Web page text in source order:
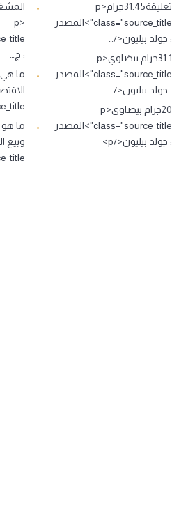
تعليقة31.45جرام<p
class="source_title">المصدر
: جولد بيليون</…
31.1جرام بيضاوي<p
class="source_title">المصدر
: جولد بيليون</…
20جرام بيضاوي<p
class="source_title">المصدر
: جولد بيليون</p>
<p
: ج…
ما هي
ما